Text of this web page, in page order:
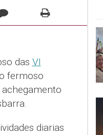
das VI
fermoso
diarias